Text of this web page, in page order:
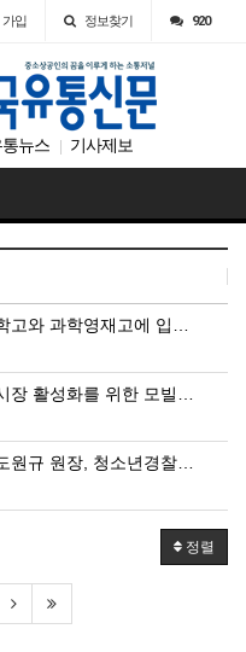
가입 정보찾기 920
통뉴스 기사제보
고와 과학영재고에 입…
장 활성화를 위한 모빌…
원규 원장, 청소년경찰…
정렬